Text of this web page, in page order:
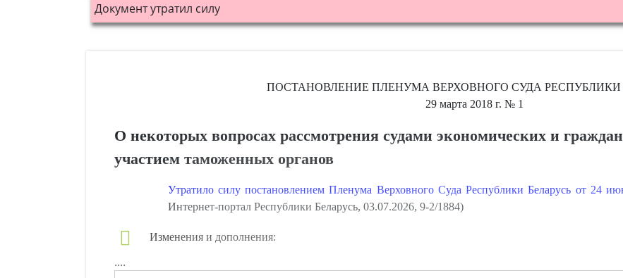
Документ утратил силу
ПОСТАНОВЛЕНИЕ ПЛЕНУМА ВЕРХОВНОГО СУДА РЕСПУБЛИКИ
29 марта 2018 г. № 1
О некоторых вопросах рассмотрения судами экономических и
участием таможенных органов
Утратило силу постановлением Пленума Верховного Суда Республики Беларусь от 24
Интернет-портал Республики Беларусь, 03.07.2026, 9-2/1884)
Изменения и дополнения:
....